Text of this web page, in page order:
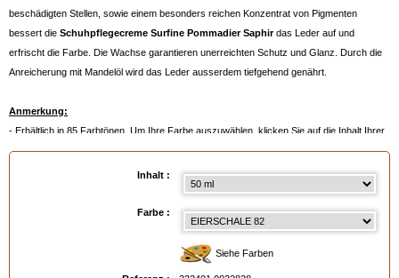
beschädigten Stellen, sowie einem besonders reichen Konzentrat von Pigmenten
bessert die Schuhpflegecreme Surfine Pommadier Saphirdas Leder auf und
erfrischt die Farbe. Die Wachse garantieren unerreichten Schutz und Glanz. Durch die
Anreicherung mit Mandelöl wird das Leder ausserdem tiefgehend genährt.
Anmerkung:
- Erhältlich in 85 Farbtönen. Um Ihre Farbe auszuwählen, klicken Sie auf die Inhalt Ihrer
Wahl und dann auf die Farbpalette
ein Farbmuster bestellen
: 50 ml, 500 ml, 500 ml auf Bestellung
Inhalt :
Farbe :
Siehe Farben